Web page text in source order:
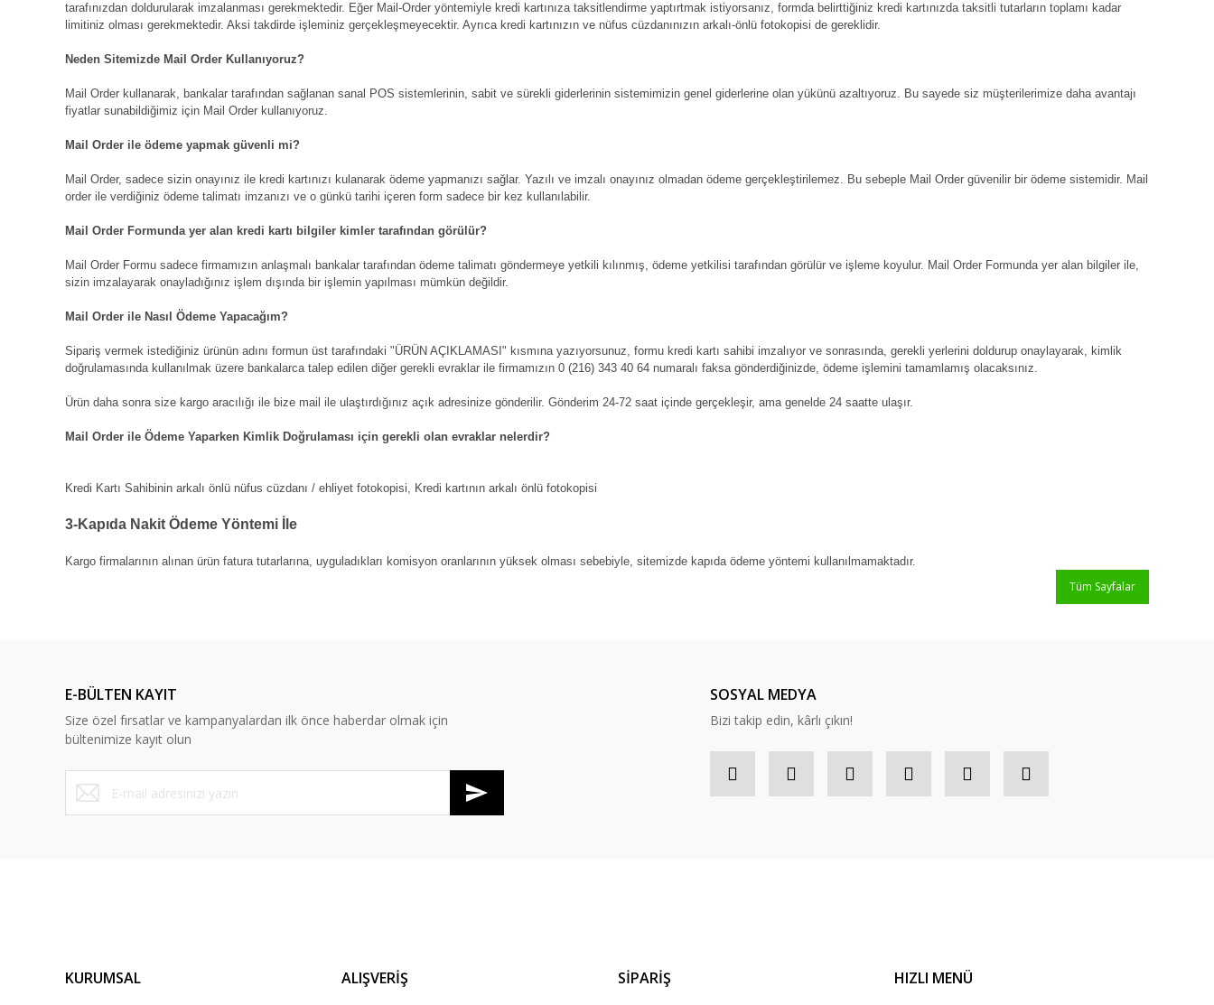
tarafınızdan doldurularak imzalanması gerekmektedir. Eğer Mail-Order yöntemiyle kredi kartınıza taksitlendirme yaptırtmak istiyorsanız, formda belirttiğiniz kredi kartınızda taksitli tutarların toplamı kadar
limitiniz olması gerekmektedir. Aksi takdirde işleminiz gerçekleşmeyecektir. Ayrıca kredi kartınızın ve nüfus cüzdanınızın arkalı-önlü fotokopisi de gereklidir.
Neden Sitemizde Mail Order Kullanıyoruz?
Mail Order kullanarak, bankalar tarafından sağlanan sanal POS sistemlerinin, sabit ve sürekli giderlerinin sistemimizin genel giderlerine olan yükünü azaltıyoruz. Bu sayede siz müşterilerimize daha avantajı
fiyatlar sunabildiğimiz için Mail Order kullanıyoruz.
Mail Order ile ödeme yapmak güvenli mi?
Mail Order, sadece sizin onayınız ile kredi kartınızı kulanarak ödeme yapmanızı sağlar. Yazılı ve imzalı onayınız olmadan ödeme gerçekleştirilemez. Bu sebeple Mail Order güvenilir bir ödeme sistemidir. Mail
order ile verdiğiniz ödeme talimatı imzanızı ve o günkü tarihi içeren form sadece bir kez kullanılabilir.
Mail Order Formunda yer alan kredi kartı bilgiler kimler tarafından görülür?
Mail Order Formu sadece firmamızın anlaşmalı bankalar tarafından ödeme talimatı göndermeye yetkili kılınmış, ödeme yetkilisi tarafından görülür ve işleme koyulur. Mail Order Formunda yer alan bilgiler ile,
sizin imzalayarak onayladığınız işlem dışında bir işlemin yapılması mümkün değildir.
Mail Order ile Nasıl Ödeme Yapacağım?
Sipariş vermek istediğiniz ürünün adını formun üst tarafındaki "ÜRÜN AÇIKLAMASI" kısmına yazıyorsunuz, formu kredi kartı sahibi imzalıyor ve sonrasında, gerekli yerlerini doldurup onaylayarak, kimlik
doğrulamasında kullanılmak üzere bankalarca talep edilen diğer gerekli evraklar ile firmamızın 0 (216) 343 40 64 numaralı faksa gönderdiğinizde, ödeme işlemini tamamlamış olacaksınız.
Ürün daha sonra size kargo aracılığı ile bize mail ile ulaştırdığınız açık adresinize gönderilir. Gönderim 24-72 saat içinde gerçekleşir, ama genelde 24 saatte ulaşır.
Mail Order ile Ödeme Yaparken Kimlik Doğrulaması için gerekli olan evraklar nelerdir?
Kredi Kartı Sahibinin arkalı önlü nüfus cüzdanı / ehliyet fotokopisi, Kredi kartının arkalı önlü fotokopisi
3-Kapıda Nakit Ödeme Yöntemi İle
Kargo firmalarının alınan ürün fatura tutarlarına, uyguladıkları komisyon oranlarının yüksek olması sebebiyle, sitemizde kapıda ödeme yöntemi kullanılmamaktadır.
Tüm Sayfalar
E-BÜLTEN KAYIT
Size özel fırsatlar ve kampanyalardan ilk önce haberdar olmak için
bültenimize kayıt olun
SOSYAL MEDYA
Bizi takip edin, kârlı çıkın!
KURUMSAL ALIŞVERİŞ SİPARİŞ HIZLI MENÜ